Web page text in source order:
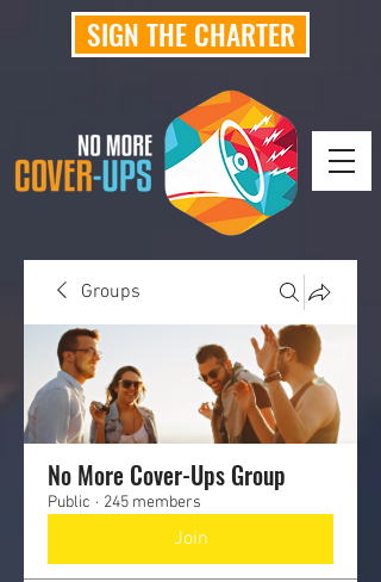
SIGN THE CHARTER
Groups
No More Cover-Ups Group
Public · 245 members
Join